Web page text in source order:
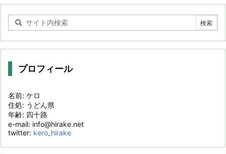
プロフィール
名前: ケロ
住処: うどん県
年齢: 四十路
e-mail: info@hirake.net
twitter: kero_hirake